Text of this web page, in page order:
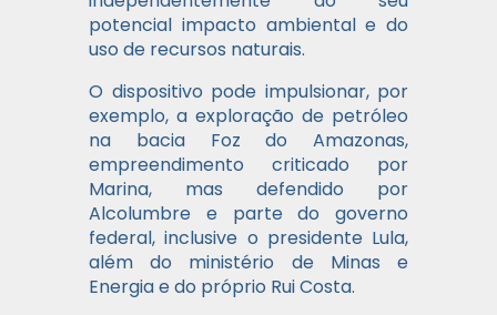
potencial impacto ambiental e do
uso de recursos naturais.
O dispositivo pode impulsionar, por
exemplo, a exploração de petróleo
na bacia Foz do Amazonas,
empreendimento criticado por
Marina, mas defendido por
Alcolumbre e parte do governo
federal, inclusive o presidente Lula,
além do ministério de Minas e
Energia e do próprio Rui Costa.